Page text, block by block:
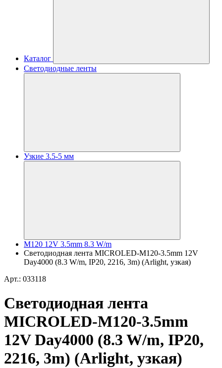
Каталог
Светодиодные ленты
Узкие 3.5-5 мм
M120 12V 3.5mm 8.3 W/m
Светодиодная лента MICROLED-M120-3.5mm 12V
Day4000 (8.3 W/m, IP20, 2216, 3m) (Arlight, узкая)
Арт.: 033118
Светодиодная лента
MICROLED-M120-3.5mm
12V Day4000 (8.3 W/m, IP20,
2216, 3m) (Arlight, узкая)